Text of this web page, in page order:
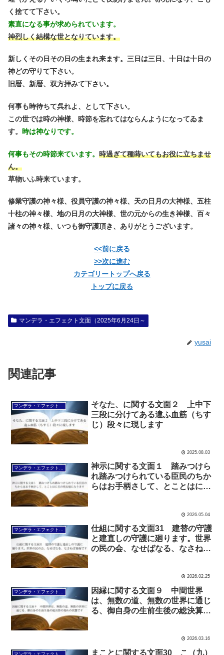
く捨てて下さい。
素直になる事が求められています。
神烈しく結構な世となりています。
新しくその日その日の生まれ来ます。三日は三日、十日は十日の
神どの守りて下さい。
旧暦、新暦、双方拝みて下さい。
何事も時待ちて呉れよ、として下さい。
この世では時の神様、時節を忘れてはならんようになってゐま
す。 時は神なりです。
何事もその時節来ています。 時過ぎて種蒔いてもお役に立ちませ
ん。
草物いふ時来ています。
修業守護の神々様、役員守護の神々様、天の日月の大神様、五柱
十柱の神々様、地の日月の大神様、世の元からの生き神様、百々
諸々の神々様、いつも御守護頂き、ありがとうございます。
<<前に戻る
>>次に進む
カテゴリートップへ戻る
トップに戻る
マンデラ・エフェクト文面（2025年6月24日～
yusai
関連記事
そなた、に関する文面２ 上中下
三段に分けてある違ふ血筋（ちす
じ）段々に現します
2025.08.03
神示に関する文面１ 踏みつけら
れ踏みつけられている臣民のちか
らはお手柄さして、とことはに名
2026.05.04
マンデラ・エフェクト文面（2025年6月24日～
仕組に関する文面31 建替の守護
と建直しの守護に廻ります。世界
の民の会、なせばなる、なさねば
2026.02.25
マンデラ・エフェクト文面（2025年6月24日～
因縁に関する文面９ 中間世界
は、無数の道、無数の世界に通じ
る、御自身の生前生後の総決算の
2026.03.16
まことに関する文面30 こ（九）